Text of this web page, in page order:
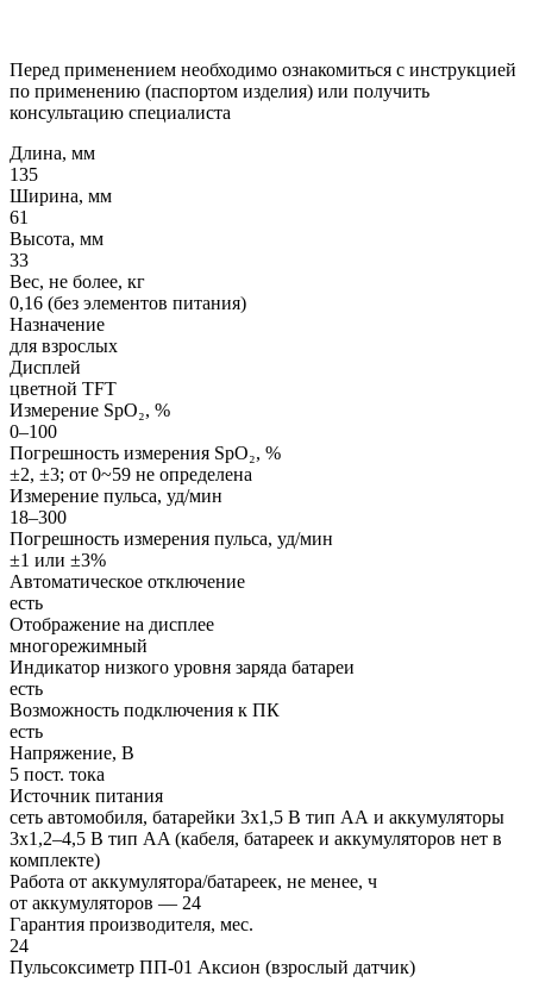
Перед применением необходимо ознакомиться с инструкцией
по применению (паспортом изделия) или получить
консультацию специалиста
Длина, мм
135
Ширина, мм
61
Высота, мм
33
Вес, не более, кг
0,16 (без элементов питания)
Назначение
для взрослых
Дисплей
цветной TFT
Измерение SpO₂, %
0–100
Погрешность измерения SpO₂, %
±2, ±3; от 0~59 не определена
Измерение пульса, уд/мин
18–300
Погрешность измерения пульса, уд/мин
±1 или ±3%
Автоматическое отключение
есть
Отображение на дисплее
многорежимный
Индикатор низкого уровня заряда батареи
есть
Возможность подключения к ПК
есть
Напряжение, В
5 пост. тока
Источник питания
сеть автомобиля, батарейки 3х1,5 В тип АА и аккумуляторы
3x1,2–4,5 В тип AA (кабеля, батареек и аккумуляторов нет в
комплекте)
Работа от аккумулятора/батареек, не менее, ч
от аккумуляторов — 24
Гарантия производителя, мес.
24
Пульсоксиметр ПП-01 Аксион (взрослый датчик)